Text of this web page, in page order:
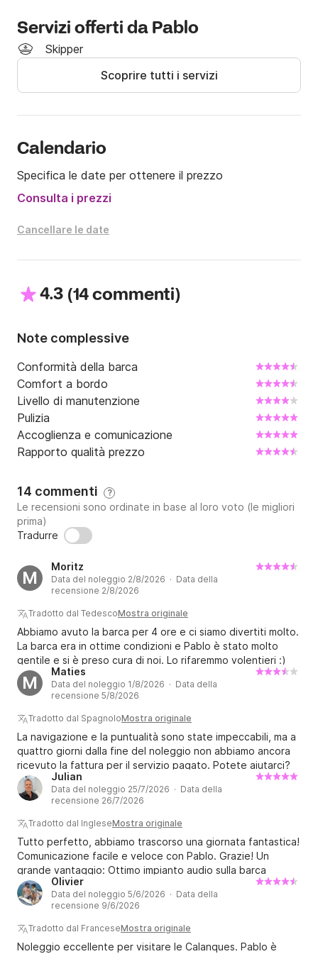
Servizi offerti da Pablo
Skipper
Scoprire tutti i servizi
Calendario
Specifica le date per ottenere il prezzo
Consulta i prezzi
Cancellare le date
4.3 (14 commenti)
Note complessive
Conformità della barca
Comfort a bordo
Livello di manutenzione
Pulizia
Accoglienza e comunicazione
Rapporto qualità prezzo
14 commenti ?
Le recensioni sono ordinate in base al loro voto (le migliori
prima)
Tradurre
M
Moritz
Data del noleggio 2/8/2026 · Data della
recensione 2/8/2026
Tradotto dal TedescoMostra originale
Abbiamo avuto la barca per 4 ore e ci siamo divertiti molto.
La barca era in ottime condizioni e Pablo è stato molto
gentile e si è preso cura di noi. Lo rifaremmo volentieri :)
M
Maties
Data del noleggio 1/8/2026 · Data della
recensione 5/8/2026
Tradotto dal SpagnoloMostra originale
La navigazione e la puntualità sono state impeccabili, ma a
quattro giorni dalla fine del noleggio non abbiamo ancora
ricevuto la fattura per il servizio pagato. Potete aiutarci?
Julian
Data del noleggio 25/7/2026 · Data della
recensione 26/7/2026
Tradotto dal IngleseMostra originale
Tutto perfetto, abbiamo trascorso una giornata fantastica!
Comunicazione facile e veloce con Pablo. Grazie! Un
grande vantaggio: Ottimo impianto audio sulla barca
Olivier
Data del noleggio 5/6/2026 · Data della
recensione 9/6/2026
Tradotto dal FranceseMostra originale
Noleggio eccellente per visitare le Calanques. Pablo è